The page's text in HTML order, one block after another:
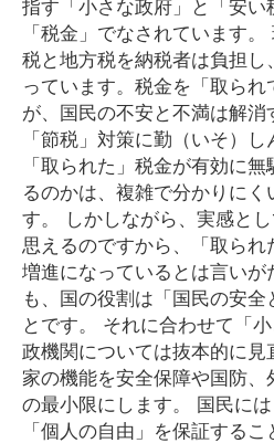
「税金」でなされています
税と地方税を納税者は負担
っています。税金を「取ら
が、国民の不安と不満は解
「節税」対策に勤（いそ）し
「取られた」税金が有効に
るのかは、複雑で分かりにく
す。 しかしながら、実感と
思えるのですから、「取ら
増進になっているとは言い
も、国の役割は「国民の安
とです。 それに合わせて「
政機関については抜本的に
家の機能を安全保障や国防
の最小限にします。 国民に
「個人の自由」を保証する